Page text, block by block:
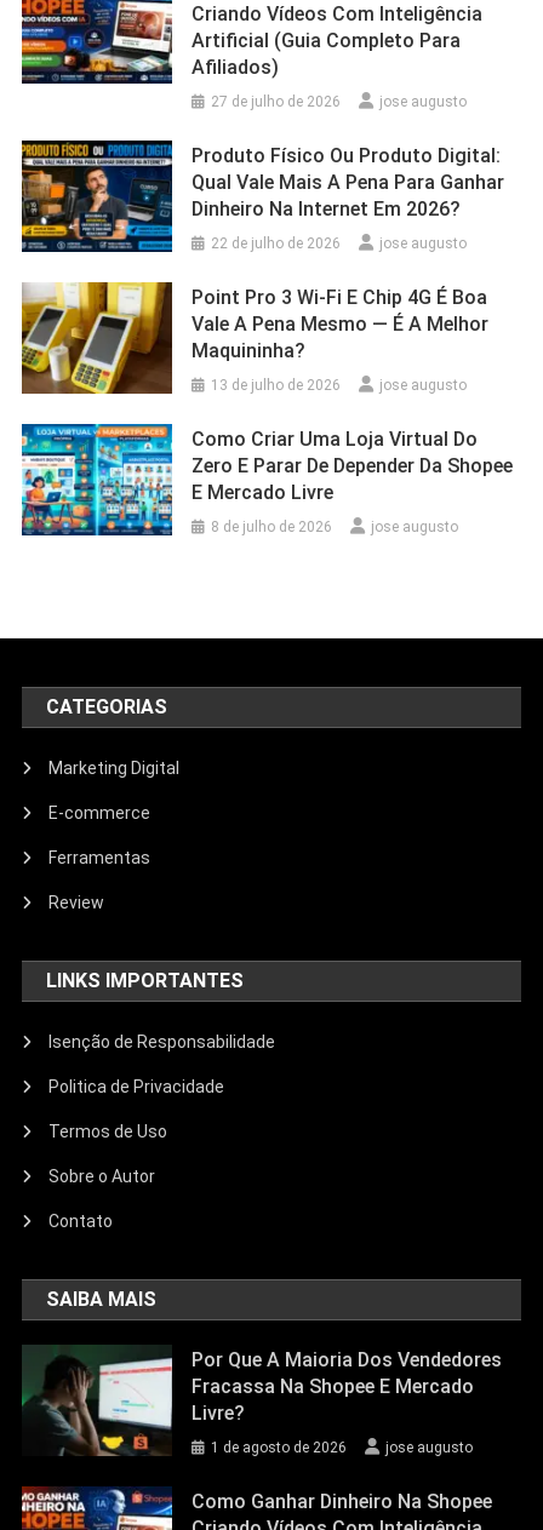
Criando Vídeos Com Inteligência
Artificial (Guia Completo Para
Afiliados)
27 de julho de 2026 jose augusto
Produto Físico Ou Produto Digital:
Qual Vale Mais A Pena Para Ganhar
Dinheiro Na Internet Em 2026?
22 de julho de 2026 jose augusto
Point Pro 3 Wi‑Fi E Chip 4G É Boa
Vale A Pena Mesmo — É A Melhor
Maquininha?
13 de julho de 2026 jose augusto
Como Criar Uma Loja Virtual Do
Zero E Parar De Depender Da Shopee
E Mercado Livre
8 de julho de 2026 jose augusto
CATEGORIAS
Marketing Digital
E-commerce
Ferramentas
Review
LINKS IMPORTANTES
Isenção de Responsabilidade
Politica de Privacidade
Termos de Uso
Sobre o Autor
Contato
SAIBA MAIS
Por Que A Maioria Dos Vendedores
Fracassa Na Shopee E Mercado
Livre?
1 de agosto de 2026 jose augusto
Como Ganhar Dinheiro Na Shopee